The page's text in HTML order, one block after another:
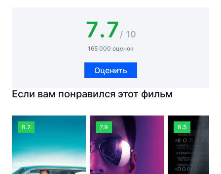
7.7/ 10
165 000 оценок
Оценить
Если вам понравился этот фильм
8.2 7.9 8.5